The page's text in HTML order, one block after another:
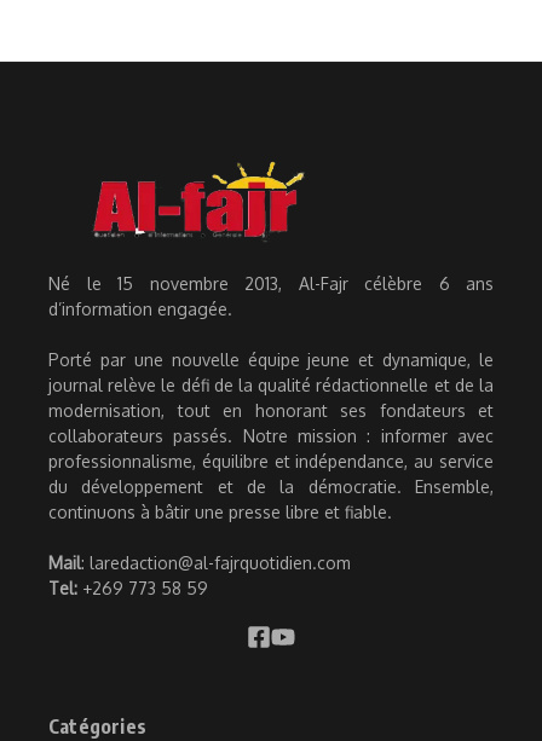
Né le 15 novembre 2013, Al-Fajr célèbre 6 ans
d’information engagée.
Porté par une nouvelle équipe jeune et dynamique, le
journal relève le défi de la qualité rédactionnelle et de la
modernisation, tout en honorant ses fondateurs et
collaborateurs passés. Notre mission : informer avec
professionnalisme, équilibre et indépendance, au service
du développement et de la démocratie. Ensemble,
continuons à bâtir une presse libre et fiable.
Mail: laredaction@al-fajrquotidien.com
Tel: +269 773 58 59
Catégories